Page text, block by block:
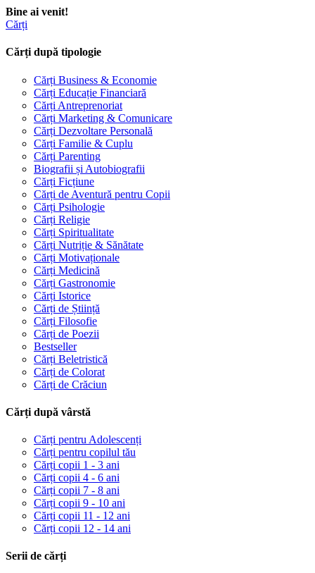
Bine ai venit!
Cărți
Cărți după tipologie
Cărți Business & Economie
Cărți Educație Financiară
Cărți Antreprenoriat
Cărți Marketing & Comunicare
Cărți Dezvoltare Personală
Cărți Familie & Cuplu
Cărți Parenting
Biografii și Autobiografii
Cărți Ficțiune
Cărți de Aventură pentru Copii
Cărți Psihologie
Cărți Religie
Cărți Spiritualitate
Cărți Nutriție & Sănătate
Cărți Motivaționale
Cărți Medicină
Cărți Gastronomie
Cărți Istorice
Cărți de Știință
Cărți Filosofie
Cărți de Poezii
Bestseller
Cărți Beletristică
Cărți de Colorat
Cărți de Crăciun
Cărți după vârstă
Cărți pentru Adolescenți
Cărți pentru copilul tău
Cărți copii 1 - 3 ani
Cărți copii 4 - 6 ani
Cărți copii 7 - 8 ani
Cărți copii 9 - 10 ani
Cărți copii 11 - 12 ani
Cărți copii 12 - 14 ani
Serii de cărți